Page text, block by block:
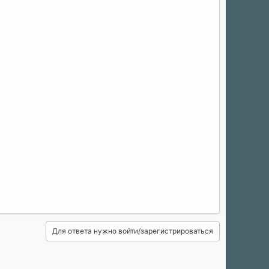
Для ответа нужно войти/зарегистрироваться